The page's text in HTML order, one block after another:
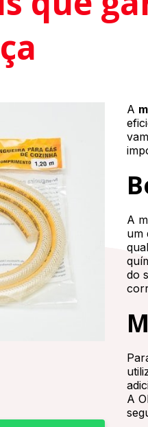
A
A
um
do
A